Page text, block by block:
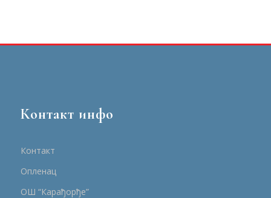
Контакт инфо
Контакт
Опленац
ОШ “Карађорђе”